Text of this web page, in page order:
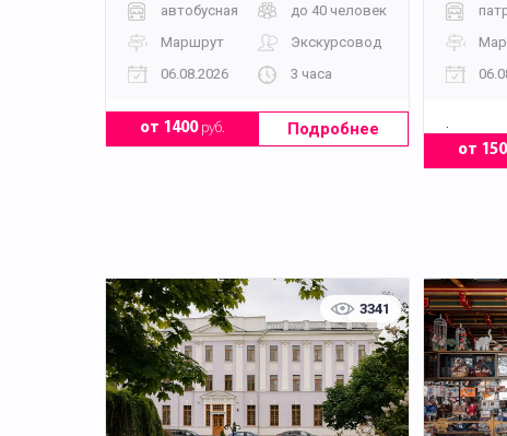
автобусная
до 40 человек
Маршрут
Экскурсовод
06.08.2026
3 часа
от 1400руб. Подробнее .
от
3341